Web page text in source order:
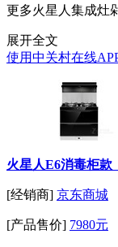
更多火星人集成灶
展开全文
使用中关村在线
火星人E6消毒柜款
[经销商] 京东商城
[产品售价] 7980元